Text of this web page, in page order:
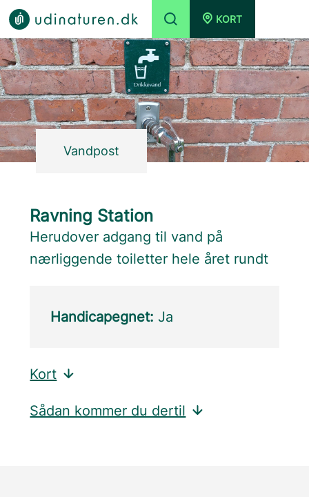
KORT
Vandpost
Ravning Station
Herudover adgang til vand på
nærliggende toiletter hele året rundt
Handicapegnet: Ja
Kort
Sådan kommer du dertil